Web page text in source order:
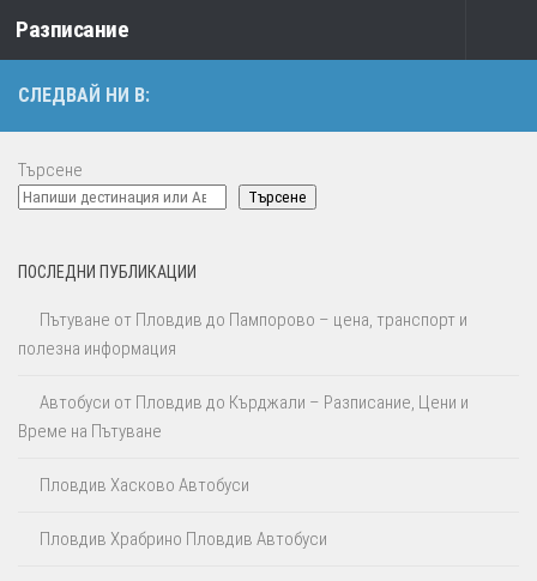
Към съдържанието
Разписание
СЛЕДВАЙ НИ В:
Търсене
Търсене
ПОСЛЕДНИ ПУБЛИКАЦИИ
Пътуване от Пловдив до Пампорово – цена, транспорт и
полезна информация
Автобуси от Пловдив до Кърджали – Разписание, Цени и
Време на Пътуване
Пловдив Хасково Автобуси
Пловдив Храбрино Пловдив Автобуси